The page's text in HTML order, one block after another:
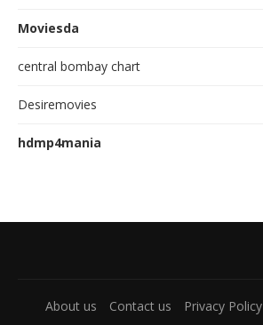
Moviesda
central bombay chart
Desiremovies
hdmp4mania
About us Contact us Privacy Policy